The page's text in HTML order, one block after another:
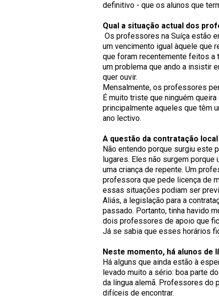
definitivo - que os alunos que
Qual a situação actual dos
Os professores na Suíça estão
um vencimento igual àquele que
que foram recentemente feitos a
um problema que ando a insistir
quer ouvir.
Mensalmente, os professores
É muito triste que ninguém
principalmente aqueles que têm
ano lectivo.
A questão da contratação
Não entendo porque surgiu este
lugares. Eles não surgem
uma criança de repente. Um
professora que pede licença de
essas situações podiam ser
Aliás, a legislação para a
passado. Portanto, tinha havido
dois professores de apoio que
Já se sabia que esses horários
Neste momento, há alunos de
Há alguns que ainda estão à
levado muito a sério: boa parte
da língua alemã. Professores do
difíceis de encontrar.